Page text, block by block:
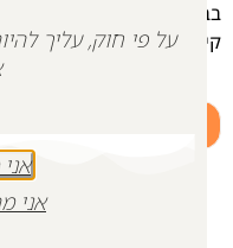
קיבוץ סופה.
אני
אני